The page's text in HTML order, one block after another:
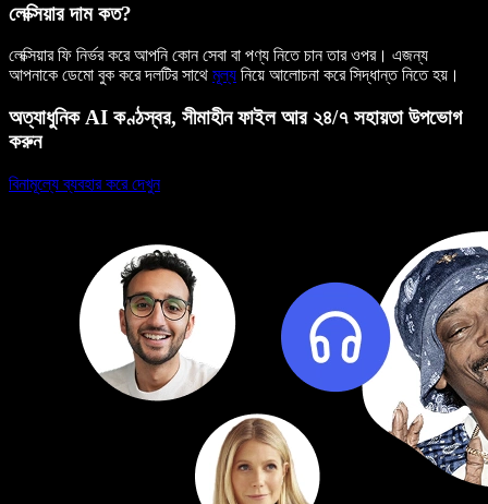
লেক্সিয়ার দাম কত?
লেক্সিয়ার ফি নির্ভর করে আপনি কোন সেবা বা পণ্য নিতে চান তার ওপর। এজন্য
আপনাকে ডেমো বুক করে দলটির সাথে মূল্য নিয়ে আলোচনা করে সিদ্ধান্ত নিতে হয়।
অত্যাধুনিক AI কণ্ঠস্বর, সীমাহীন ফাইল আর ২৪/৭ সহায়তা উপভোগ
করুন
বিনামূল্যে ব্যবহার করে দেখুন